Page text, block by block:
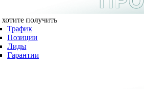
получить
Трафик
Позиции
Лиды
Гарантии